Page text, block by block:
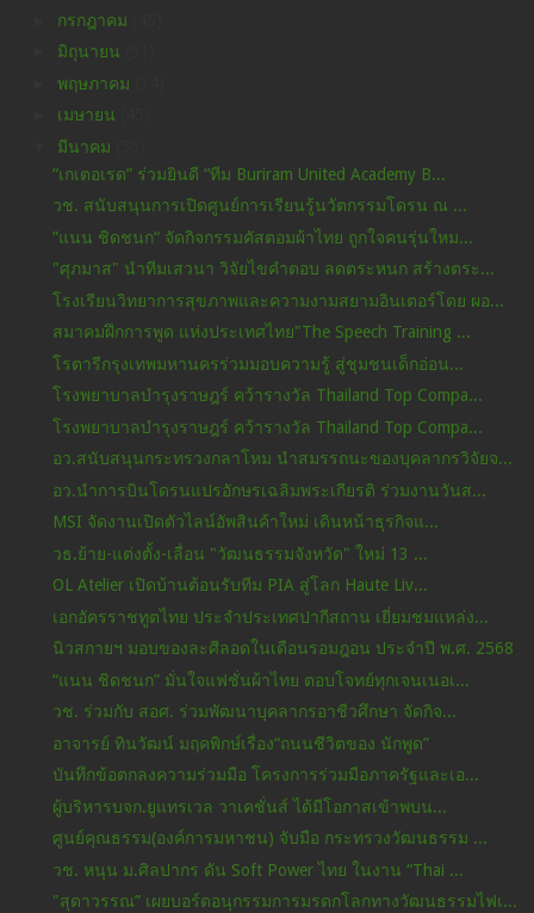
กรกฎาคม
มิถุนายน
พฤษภาคม
เมษายน
มีนาคม
“เกเตอเรด” ร่วมยินดี “ทีม Buriram United Academy B...
วช. สนับสนุนการเปิดศูนย์การเรียนรู้นวัตกรรมโดรน ณ ...
”แนน ชิดชนก“ จัดกิจกรรมคัสตอมผ้าไทย ถูกใจคนรุ่นใหม...
"ศุภมาส" นำทีมเสวนา วิจัยไขคำตอบ ลดตระหนก สร้างตระ...
โรงเรียนวิทยาการสุขภาพและความงามสยามอินเตอร์โดย ผอ...
สมาคมฝึกการพูด แห่งประเทศไทย"The Speech Training ...
โรตารีกรุงเทพมหานครร่วมมอบความรู้ สู่ชุมชนเด็กอ่อน...
โรงพยาบาลบำรุงราษฎร์ คว้ารางวัล Thailand Top Compa...
โรงพยาบาลบำรุงราษฎร์ คว้ารางวัล Thailand Top Compa...
อว.สนับสนุนกระทรวงกลาโหม นำสมรรถนะของบุคลากรวิจัยจ...
อว.นำการบินโดรนแปรอักษรเฉลิมพระเกียรติ ร่วมงานวันส...
MSI จัดงานเปิดตัวไลน์อัพสินค้าใหม่ เดินหน้าธุรกิจแ...
วธ.ย้าย-แต่งตั้ง-เลื่อน "วัฒนธรรมจังหวัด" ใหม่ 13 ...
OL Atelier เปิดบ้านต้อนรับทีม PIA สู่โลก Haute Liv...
เอกอัครราชทูตไทย ประจำประเทศปากีสถาน เยี่ยมชมแหล่ง...
นิวสกายฯ มอบของละศีลอดในเดือนรอมฎอน ประจำปี พ.ศ. 2568
“แนน ชิดชนก” มั่นใจแฟชั่นผ้าไทย ตอบโจทย์ทุกเจนเนอเ...
วช. ร่วมกับ สอศ. ร่วมพัฒนาบุคลากรอาชีวศึกษา จัดกิจ...
อาจารย์ ทินวัฒน์ มฤคพิกษ์เรื่อง“ถนนชีวิตของ นักพูด”
บันทึกข้อตกลงความร่วมมือ โครงการร่วมมือภาครัฐและเอ...
ผู้บริหารบจก.ยูแทรเวล วาเคชั่นส์ ได้มีโอกาสเข้าพบน...
ศูนย์คุณธรรม(องค์การมหาชน) จับมือ กระทรวงวัฒนธรรม ...
วช. หนุน ม.ศิลปากร ดัน Soft Power ไทย ในงาน “Thai ...
"สุดาวรรณ” เผยบอร์ดอนุกรรมการมรดกโลกทางวัฒนธรรมไฟเ...